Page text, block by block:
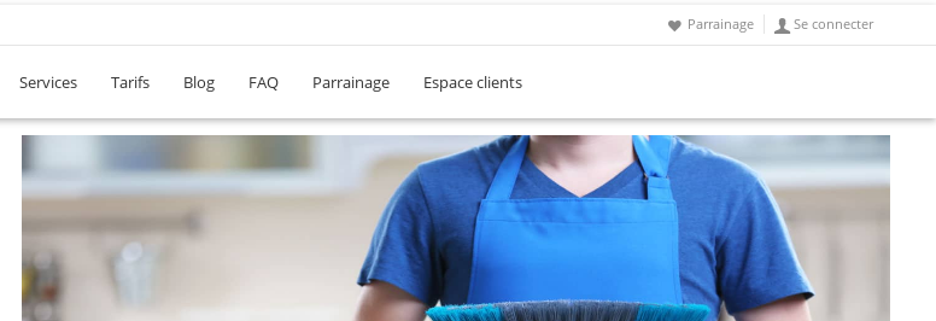
Parrainage Se connecter
Services Tarifs Blog FAQ Parrainage Espace clients